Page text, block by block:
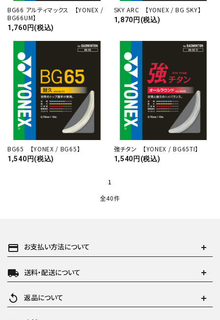
BG66 アルティマックス 【YONEX /
BG66UM】
1,760円(税込)
SKY ARC 【YONEX / BG SKY】
1,870円(税込)
BG65 【YONEX / BG65】
1,540円(税込)
強チタン 【YONEX / BG65TI】
1,540円(税込)
1
全40件
payment お支払い方法について
local_shipping 送料・配送について
replay 返品について